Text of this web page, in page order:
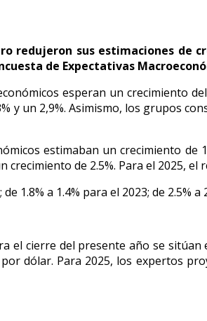
redujeron sus estimaciones de
de Expectativas
esperan un crecimiento
y un 2,9%. Asimismo, los grupos
estimaban un crecimiento
de 2.5%. Para el 2025,
a 1.4% para el 2023; de 2.5% a
el cierre del presente año se
dólar. Para 2025, los expertos